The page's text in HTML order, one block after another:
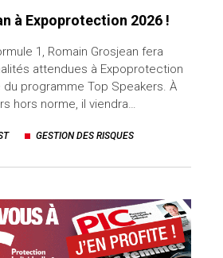
à Expoprotection 2026 !
1, Romain Grosjean fera
attendues à Expoprotection
du programme Top Speakers. À
hors norme, il viendra…
GESTION DES RISQUES